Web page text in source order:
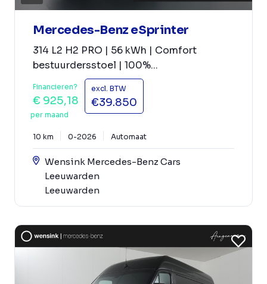
Mercedes-Benz eSprinter
314 L2 H2 PRO | 56 kWh | Comfort
bestuurdersstoel | 100%...
Financieren?
€ 925,18
per maand
excl. BTW
€39.850
10 km 0-2026 Automaat
Wensink Mercedes-Benz Cars
Leeuwarden
Leeuwarden